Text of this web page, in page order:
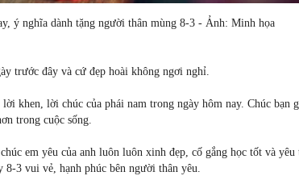
ý nghĩa dành tặng người thân mùng 8-3 - Ảnh: Minh họa
trước đây và cứ đẹp hoài không ngơi nghỉ.
khen, lời chúc của phái nam trong ngày hôm nay. Chúc bạn
trong cuộc sống.
em yêu của anh luôn luôn xinh đẹp, cố gắng học tốt và
3 vui vẻ, hạnh phúc bên người thân yêu.